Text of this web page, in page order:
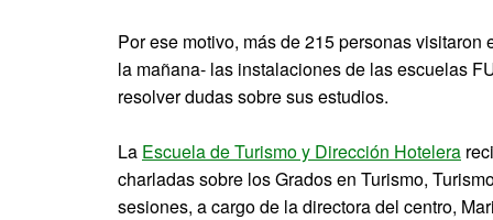
Por ese motivo, más de 215 personas
la mañana- las instalaciones de las escuelas
resolver dudas sobre sus estudios.
La Escuela de Turismo y Dirección Hotelera
charladas sobre los Grados en Turismo,
sesiones, a cargo de la directora del centro,